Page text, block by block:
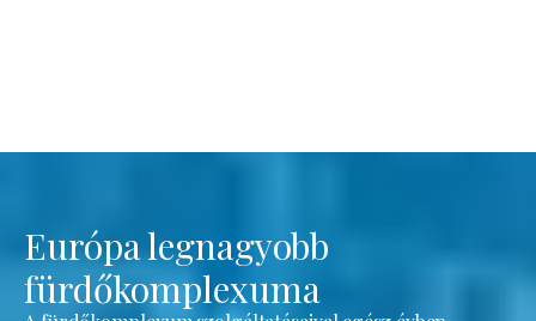
Európa legnagyobb
fürdőkomplexuma